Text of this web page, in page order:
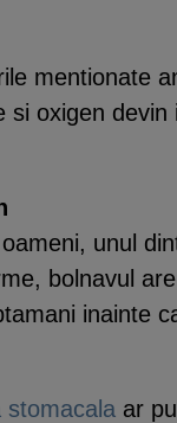
mentionate
si oxigen
unul
bolnavul
inainte
stomacala ar